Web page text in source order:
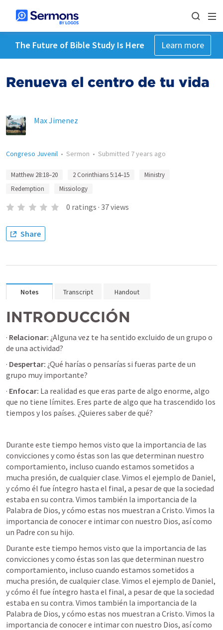
The Future of Bible Study Is Here Learn more
Renueva el centro de tu vida
Max Jimenez
Congreso Juvenil • Sermon • Submitted 7 years ago
Matthew 28:18–20 2 Corinthians 5:14–15
Ministry
Redemption
Missiology
0 ratings · 37views
Share
Notes Transcript Handout
INTRODUCCIÓN
· Relacionar: ¿Alguna vez te ha sentido excluido de un grupo o
de una actividad?
· Despertar: ¿Qué harías o pensarías si fueras parte de un
grupo muy importante?
· Enfocar: La realidad es que eras parte de algo enorme, algo
que no tiene límites. Eres parte de algo que ha trascendido los
tiempos y los países. ¿Quieres saber de qué?
Durante este tiempo hemos visto que la importancia de las
convicciones y como éstas son las que determinan nuestro
comportamiento, incluso cuando estamos sometidos a
mucha presión, de cualquier clase. Vimos el ejemplo de Daniel,
y cómo él fue íntegro hasta el final, a pesar de que la sociedad
estaba en su contra. Vimos también la importancia de la
Palabra de Dios, y cómo estas nos muestran a Cristo. Vimos la
importancia de conocer e intimar con nuestro Dios, así como
un Padre con su hijo.
Durante este tiempo hemos visto que la importancia de las
convicciones y como éstas son las que determinan nuestro
comportamiento, incluso cuando estamos sometidos a
mucha presión, de cualquier clase. Vimos el ejemplo de Daniel,
y cómo él fue íntegro hasta el final, a pesar de que la sociedad
estaba en su contra. Vimos también la importancia de la
Palabra de Dios, y cómo estas nos muestran a Cristo. Vimos la
importancia de conocer e intimar con nuestro Dios, así como